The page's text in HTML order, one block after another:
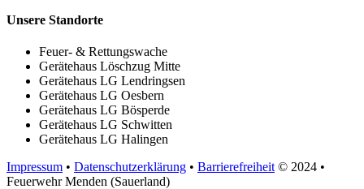
Unsere Standorte
Feuer- & Rettungswache
Gerätehaus Löschzug Mitte
Gerätehaus LG Lendringsen
Gerätehaus LG Oesbern
Gerätehaus LG Bösperde
Gerätehaus LG Schwitten
Gerätehaus LG Halingen
Impressum • Datenschutzerklärung • Barrierefreiheit © 2024 •
Feuerwehr Menden (Sauerland)